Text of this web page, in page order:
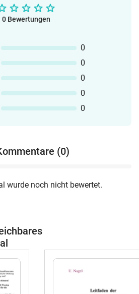
0 Bewertungen
0
0
0
0
0
(0)
wurde noch nicht bewertet.